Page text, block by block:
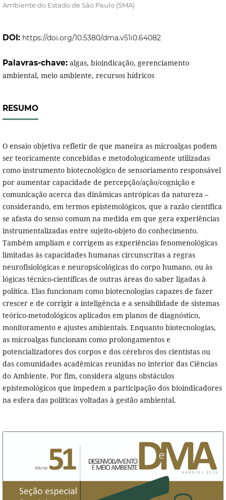
Ambiente do Estado de São Paulo (SMA)
DOI: https://doi.org/10.5380/dma.v51i0.64082
Palavras-chave: algas, bioindicação, gerenciamento
ambiental, meio ambiente, recursos hídricos
RESUMO
O ensaio objetiva refletir de que maneira as microalgas podem
ser teoricamente concebidas e metodologicamente utilizadas
como instrumento biotecnológico de sensoriamento responsável
por aumentar capacidade de percepção/ação/cognição e
comunicação acerca das dinâmicas antrópicas da natureza –
considerando, em termos epistemológicos, que a razão científica
se afasta do senso comum na medida em que gera experiências
instrumentalizadas entre sujeito-objeto do conhecimento.
Também ampliam e corrigem as experiências fenomenológicas
limitadas às capacidades humanas circunscritas a regras
neurofisiológicas e neuropsicológicas do corpo humano, ou às
lógicas técnico-científicas de outras áreas do saber ligadas à
política. Elas funcionam como biotecnologias capazes de fazer
crescer e de corrigir a inteligência e a sensibilidade de sistemas
teórico-metodológicos aplicados em planos de diagnóstico,
monitoramento e ajustes ambientais. Enquanto biotecnologias,
as microalgas funcionam como prolongamentos e
potencializadores dos corpos e dos cérebros dos cientistas ou
das comunidades acadêmicas reunidas no interior das Ciências
do Ambiente. Por fim, considera alguns obstáculos
epistemológicos que impedem a participação dos bioindicadores
na esfera das políticas voltadas à gestão ambiental.